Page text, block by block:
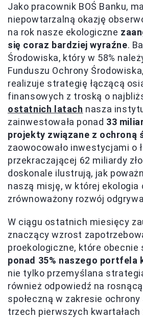
Jako pracownik BOŚ Banku,
niepowtarzalną okazję
na rok nasze ekologiczne
się coraz bardziej wyraźne.
Środowiska, który w 58%
Funduszu Ochrony
realizuje strategię łączącą
finansowych z troską o
ostatnich latach nasza
zainwestowała ponad 33
projekty związane z ochroną
zaowocowało inwestycjami o
przekraczającej 62 miliardy
doskonale ilustrują, jak
naszą misję, w której ekologia
zrównoważony rozwój
W ciągu ostatnich miesięcy
znaczący wzrost
proekologiczne, które obecnie
ponad 35% naszego portfela
nie tylko przemyślana
również odpowiedź na
społeczną w zakresie
trzech pierwszych kwartałach